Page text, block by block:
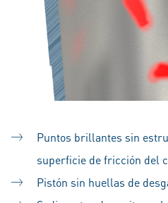
Puntos brillantes sin
superficie de fricción del
Pistón sin huellas de